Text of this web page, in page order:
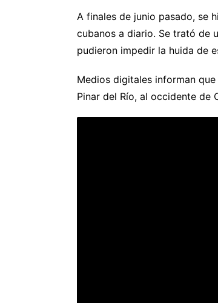
A finales de junio pasado, se
cubanos a diario. Se trató de
pudieron impedir la huida de
Medios digitales informan
Pinar del Río, al occidente de